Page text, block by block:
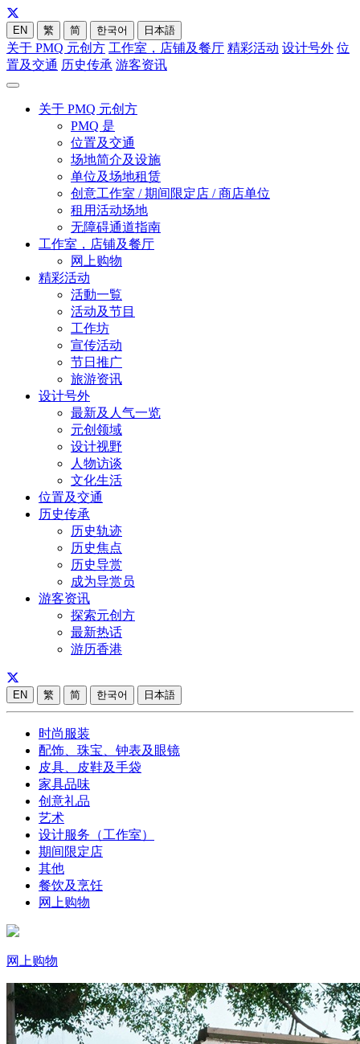
EN 繁 简 한국어 日本語
关于 PMQ 元创方 工作室，店铺及餐厅 精彩活动 设计号外 位
置及交通 历史传承 游客资讯
关于 PMQ 元创方
PMQ 是
位置及交通
场地简介及设施
单位及场地租赁
创意工作室 / 期间限定店 / 商店单位
租用活动场地
无障碍通道指南
工作室，店铺及餐厅
网上购物
精彩活动
活動一覧
活动及节目
工作坊
宣传活动
节日推广
旅游资讯
设计号外
最新及人气一览
元创领域
设计视野
人物访谈
文化生活
位置及交通
历史传承
历史轨迹
历史焦点
历史导赏
成为导赏员
游客资讯
探索元创方
最新热话
游历香港
EN 繁 简 한국어 日本語
时尚服装
配饰、珠宝、钟表及眼镜
皮具、皮鞋及手袋
家具品味
创意礼品
艺术
设计服务（工作室）
期间限定店
其他
餐饮及烹饪
网上购物
网上购物